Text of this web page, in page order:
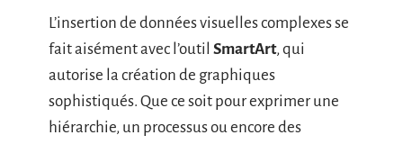
L’insertion de données visuelles complexes se
fait aisément avec l’outil SmartArt, qui
autorise la création de graphiques
sophistiqués. Que ce soit pour exprimer une
hiérarchie, un processus ou encore des